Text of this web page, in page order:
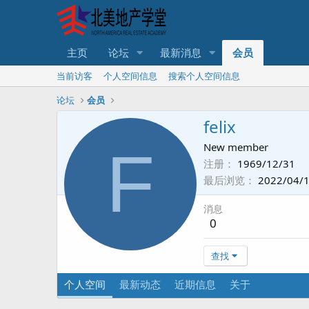
主页 论坛 最新消息 会员
当前访客 个人空间信息
搜索个人空间信息
论坛
会员
F
felix
New member
注册
1969/12/31
最后浏览
2022/04/
消息
0
查找
个人空间 最新动态 近期信息 关于